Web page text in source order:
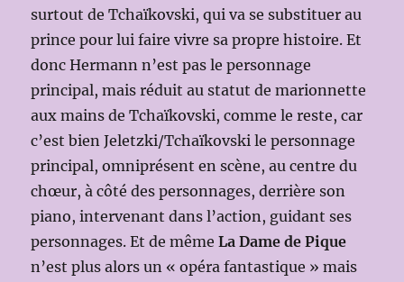
surtout de Tchaïkovski, qui va se substituer au
prince pour lui faire vivre sa propre histoire. Et
donc Hermann n’est pas le personnage
principal, mais réduit au statut de marionnette
aux mains de Tchaïkovski, comme le reste, car
c’est bien Jeletzki/Tchaïkovski le personnage
principal, omniprésent en scène, au centre du
chœur, à côté des personnages, derrière son
piano, intervenant dans l’action, guidant ses
personnages. Et de mêmeLa Dame de Pique
n’est plus alors un « opéra fantastique » mais